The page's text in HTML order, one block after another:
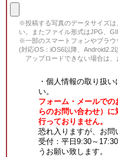
※投稿する写真のデータサイズは
い。またファイル形式はJPG、
※一部のスマートフォンやブラウ
(対応OS：iOS6以降、Android2.2
アップロードできない場合は、
・個人情報の取り扱い
い。
フォーム・メールで
らのお問い合わせ）
行っておりません。
恐れ入りますが、お
受付：平日9:30～
うお願い致します。